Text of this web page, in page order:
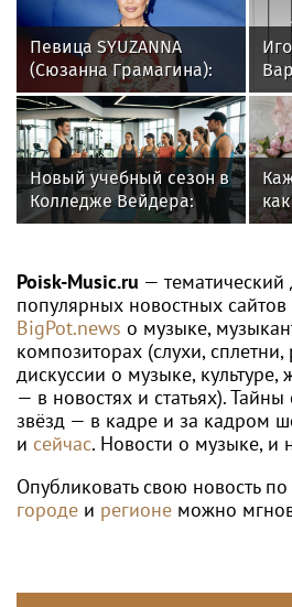
Певица SYUZANNA
(Сюзанна Грамагина):
как перестать
волноваться и начать
говорить спокойно
Новый учебный сезон в
Колледже Вейдера:
стартовали очные
фитнес-тренеров и
специалистов
индустрии здоровья
Poisk-Music.ru —
популярных новостных сайтов
BigPot.news о музыке,
композиторах (слухи,
дискуссии о музыке, культуре,
— в новостях и статьях).
звёзд — в кадре и за кадром
и сейчас. Новости о музыке, и
Опубликовать свою новость по
городе и регионе можно